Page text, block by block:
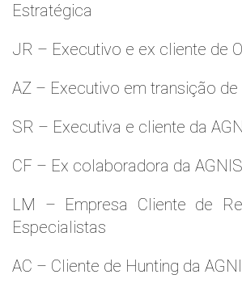
Estratégica
JR – Executivo e ex cliente de
AZ – Executivo em transição de
SR – Executiva e cliente da
CF – Ex colaboradora da AGNIS
LM – Empresa Cliente de
Especialistas
AC – Cliente de Hunting da